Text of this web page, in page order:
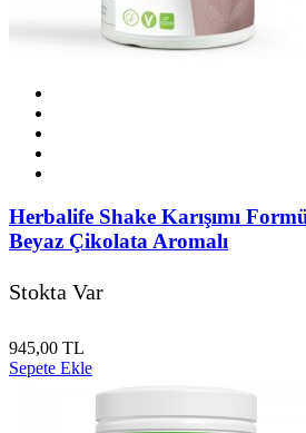
Herbalife Shake Karışımı
Beyaz Çikolata Aromalı
Stokta Var
945,00 TL
Sepete Ekle